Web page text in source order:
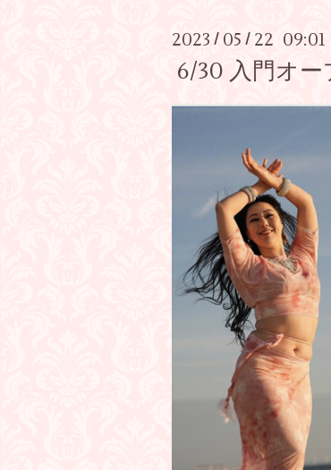
2023 / 05 / 22 09:01
6/30 入門オ